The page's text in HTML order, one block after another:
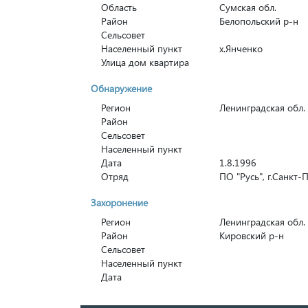
Область
Сумская обл.
Район
Белопольский р-н
Сельсовет
Населенный пункт
х.Янченко
Улица дом квартира
Обнаружение
Регион
Ленинградская обл.
Район
Сельсовет
Населенный пункт
Дата
1.8.1996
Отряд
ПО "Русь", г.Санкт-
Захоронение
Регион
Ленинградская обл.
Район
Кировский р-н
Сельсовет
Населенный пункт
Дата